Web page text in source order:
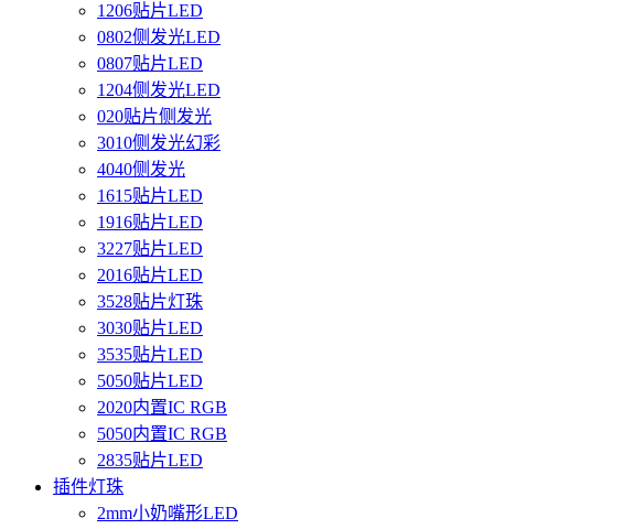
1206贴片LED
0802侧发光LED
0807贴片LED
1204侧发光LED
020贴片侧发光
3010侧发光幻彩
4040侧发光
1615贴片LED
1916贴片LED
3227贴片LED
2016贴片LED
3528贴片灯珠
3030贴片LED
3535贴片LED
5050贴片LED
2020内置IC RGB
5050内置IC RGB
2835贴片LED
插件灯珠
2mm小奶嘴形LED